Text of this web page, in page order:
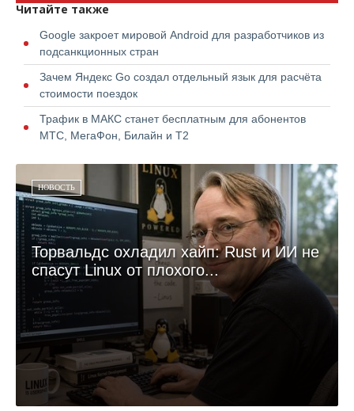
Читайте также
Google закроет мировой Android для разработчиков из
подсанкционных стран
Зачем Яндекс Go создал отдельный язык для расчёта
стоимости поездок
Трафик в МАКС станет бесплатным для абонентов
МТС, МегаФон, Билайн и Т2
НОВОСТЬ
Торвальдс охладил хайп: Rust и ИИ не
спасут Linux от плохого...